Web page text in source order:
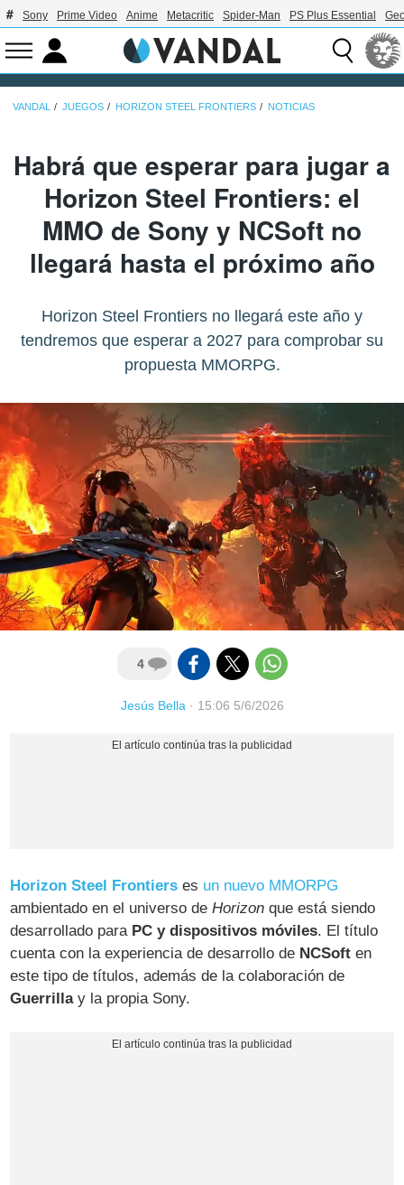
Sony Prime Video Anime Metacritic Spider-Man PS Plus Essential
VANDAL JUEGOS HORIZON STEEL FRONTIERS NOTICIAS
Habrá que esperar para jugar a
Horizon Steel Frontiers: el
MMO de Sony y NCSoft no
llegará hasta el próximo año
Horizon Steel Frontiers no llegará este año y
tendremos que esperar a 2027 para comprobar su
propuesta MMORPG.
4
Jesús Bella· 15:06 5/6/2026
Horizon Steel Frontiers es un nuevo MMORPG
ambientado en el universo deHorizon que está siendo
desarrollado para PC y dispositivos móviles. El título
cuenta con la experiencia de desarrollo de NCSoft en
este tipo de títulos, además de la colaboración de
Guerrillay la propia Sony.